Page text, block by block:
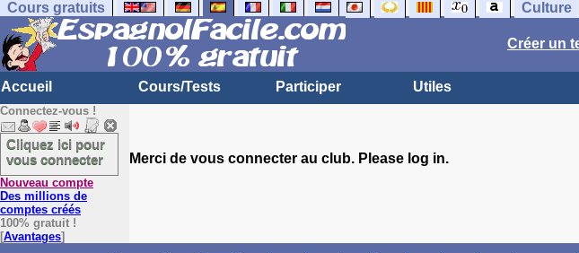
Cours gratuits Culture
Créer un
Accueil Cours/Tests Participer Utiles
Connectez-vous !
Cliquez ici pour
vous connecter
Nouveau compte
Des millions de
comptes créés
100% gratuit !
[Avantages]
Merci de vous connecter au club. Please log in.